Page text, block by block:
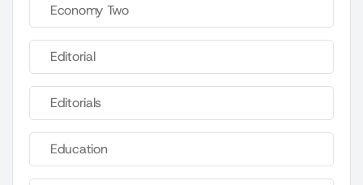
Economy Two
Editorial
Editorials
Education